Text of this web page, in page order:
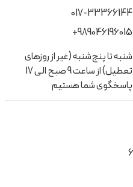
017-33366144
+989046196015
شنبه تا پنج‌شنبه (غیر از روزهای
تعطیل) از ساعت 9 صبح الی 17
پاسخگوی شما هستیم